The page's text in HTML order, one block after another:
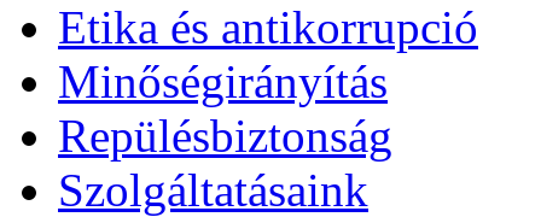
Etika és antikorrupció
Minőségirányítás
Repülésbiztonság
Szolgáltatásaink